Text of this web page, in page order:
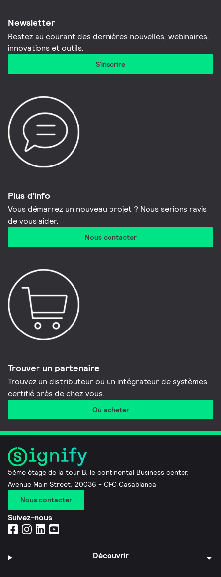
Newsletter
Restez au courant des dernières nouvelles, webinaires,
innovations et outils.
S'inscrire
Plus d'info
Vous démarrez un nouveau projet ? Nous serions ravis
de vous aider.
Nous contacter
Trouver un partenaire
Trouvez un distributeur ou un intégrateur de systèmes
certifié près de chez vous.
Où acheter
5ème étage de la tour B, le continental Business center,
Avenue Main Street, 20036 - CFC Casablanca
Nous contacter
Suivez-nous
Découvrir